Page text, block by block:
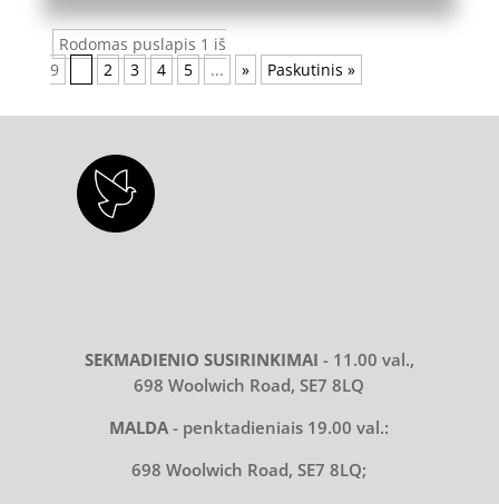
Rodomas puslapis 1 iš
9
2 3 4 5 ... » Paskutinis »
SEKMADIENIO SUSIRINKIMAI - 11.00 val.,
698 Woolwich Road, SE7 8LQ
MALDA- penktadieniais 19.00 val.:
698 Woolwich Road, SE7 8LQ;